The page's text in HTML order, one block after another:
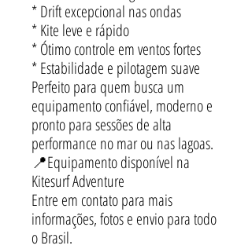
* Drift excepcional nas ondas
* Kite leve e rápido
* Ótimo controle em ventos fortes
* Estabilidade e pilotagem suave
Perfeito para quem busca um
equipamento confiável, moderno e
pronto para sessões de alta
performance no mar ou nas lagoas.
📍Equipamento disponível na
Kitesurf Adventure
Entre em contato para mais
informações, fotos e envio para todo
o Brasil.